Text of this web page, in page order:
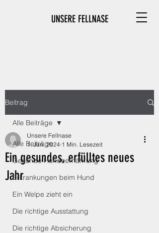
UNSERE FELLNASE
Beitrag
Alle Beiträge
Gesunde Hundeernährung
Erkrankungen beim Hund
Ein Welpe zieht ein
Die richtige Ausstattung
Die richtige Absicherung
Alle Beiträge
Ein gesundes, erfülltes neues
Jahr
Unsere Fellnase
1. Jan. 2024 1 Min. Lesezeit